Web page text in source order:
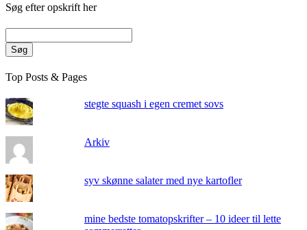
Søg efter opskrift her
Søg
Top Posts & Pages
stegte squash i egen cremet sovs
Arkiv
syv skønne salater med nye kartofler
mine bedste tomatopskrifter – 10 ideer til lette